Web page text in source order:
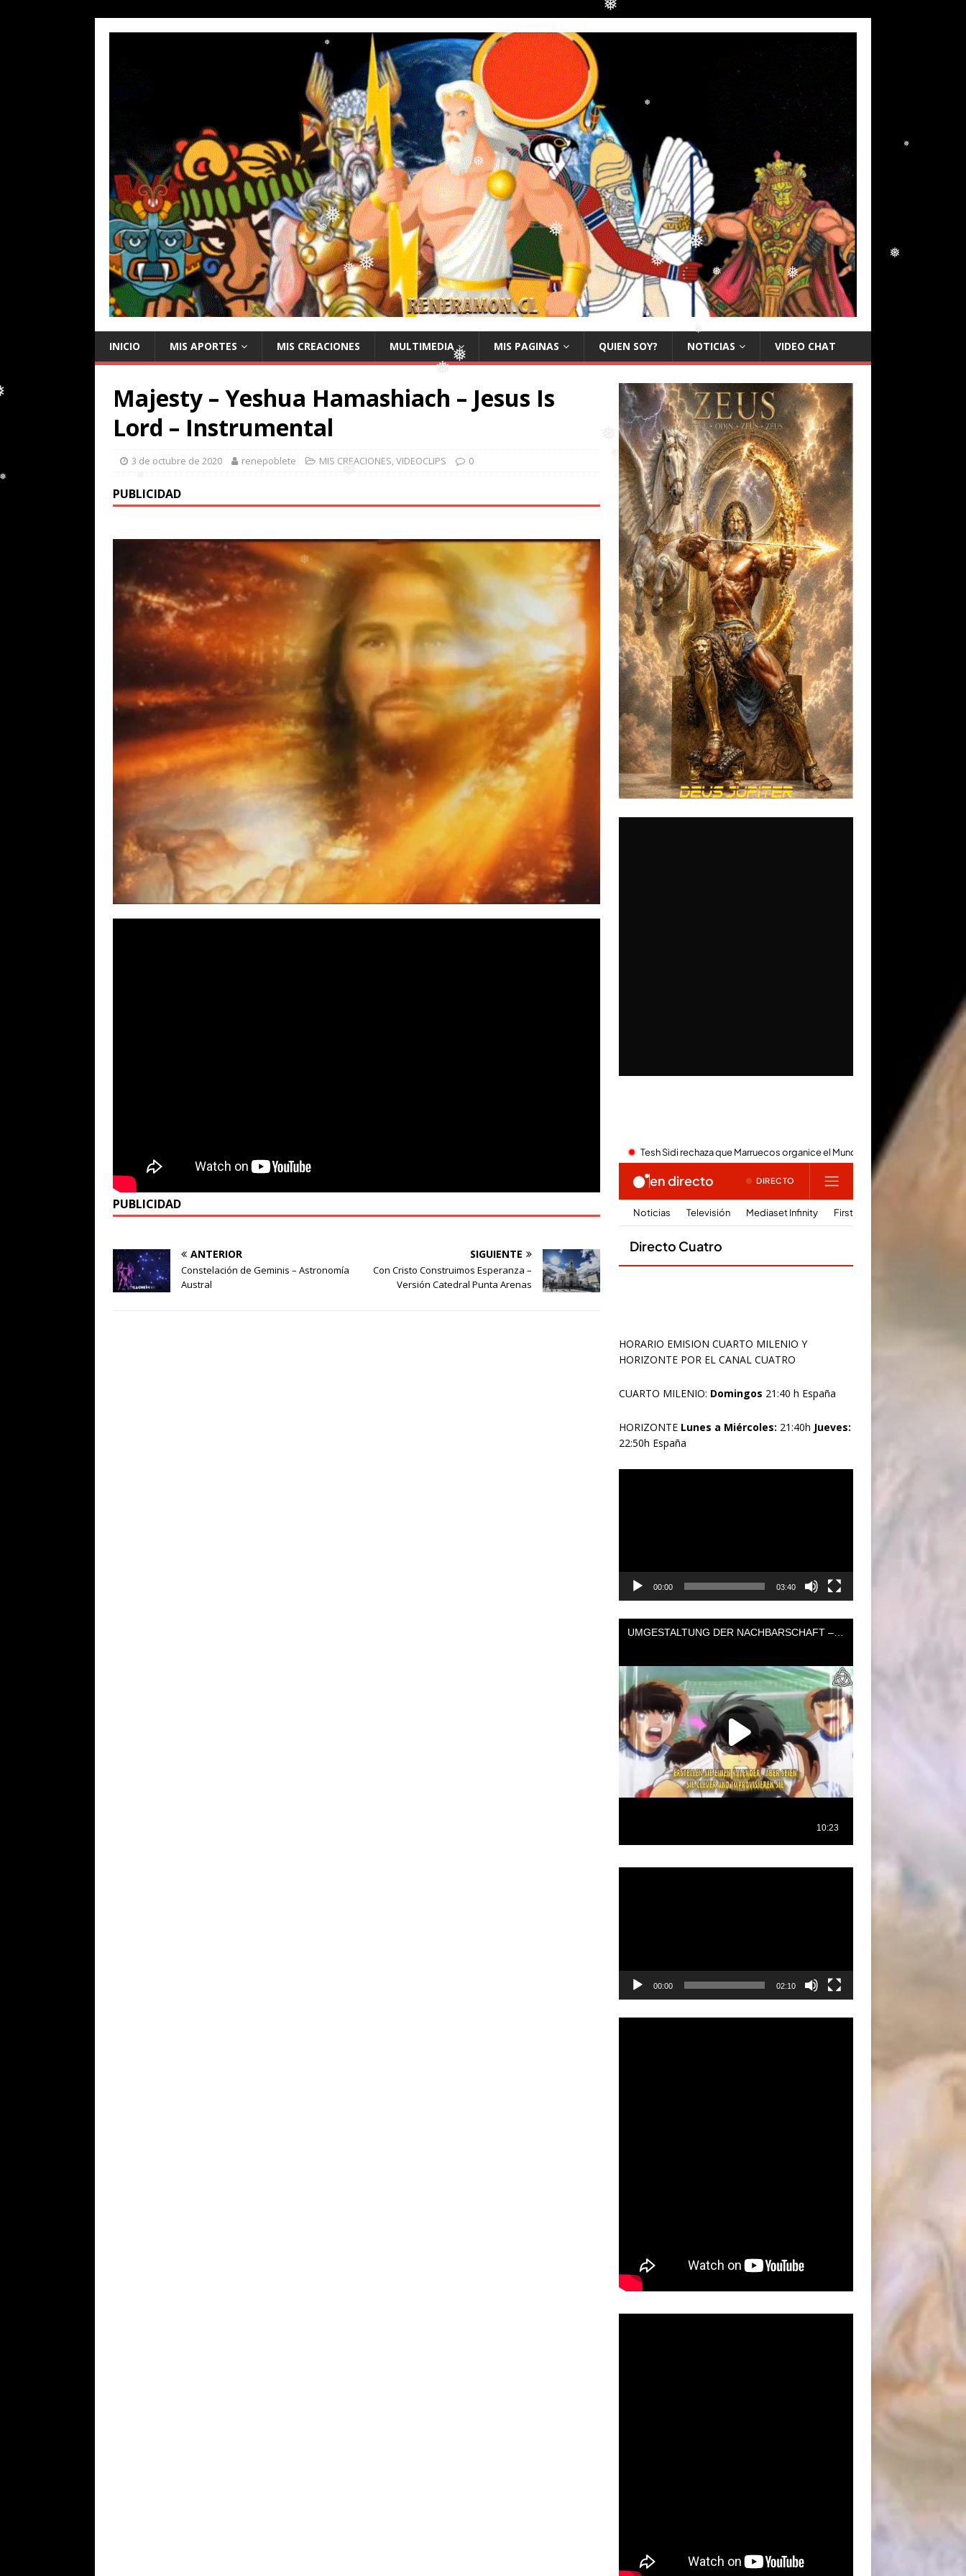
❅
❅
❅
❅
❅
❅
❅
❅
❅
❅ ❅ ❅
❅
❅
❅
❅ ❅
❅
❅
❅
INICIO MIS APORTES MIS CREACIONES MULTIMEDIA MIS PAGINAS QUIEN SOY? NOTICIAS VIDEO CHAT
Majesty – Yeshua Hamashiach – Jesus Is
Lord – Instrumental
3 de octubre de 2020 renepoblete MIS CREACIONES,VIDEOCLIPS 0
PUBLICIDAD
PUBLICIDAD
ANTERIOR
Constelación de Geminis – Astronomía
Austral
SIGUIENTE
Con Cristo Construimos Esperanza –
Versión Catedral Punta Arenas
HORARIO EMISION CUARTO MILENIO Y
HORIZONTE POR EL CANAL CUATRO
CUARTO MILENIO: Domingos 21:40 h España
HORIZONTE Lunes a Miércoles: 21:40h Jueves:
22:50h España
00:00 03:40
00:00 02:10